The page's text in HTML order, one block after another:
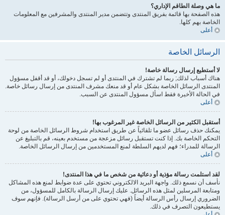
ما هي وصلة الطاقم الإداري؟
هذه الصفحة بها قائمة بفريق المنتدى وتتضمن مدير المنتدى والمشرفين مع المعلومات
الخاصة بهم كلها.
أعلى
الرسائل الخاصة
لا أستطيع إرسال رسالة خاصة!
هناك أسباب لذلك; ربما لم تشترك في المنتدى أو لم تسجل دخولك، أو قد أقفل مسؤول
المنتدى الرسائل الخاصة بشكل عام أو قد منعك مشرف المنتدى من إرسال رسائل خاصة.
في الحالة الأخيرة فقط اسأل مسؤول المنتدى عن السبب.
أعلى
أستقبل الكثير من الرسائل الخاصة غير المرغوب بها!
يمكنك حذف رسائل عضو ما تلقائياً عن طريق استخدام شروط الرسائل الخاصة من لوحة
التحكم الخاصة بك. إذا كنت تستقبل رسائل مزعجة من مستخدم بعينه، قم بالتبليغ عن
الرسالة للمدراء؛ فهم لديهم السلطة لمنع المستخدمين من إرسال الرسائل الخاصة.
أعلى
لقد استلمت رسالة مؤذية أو دعائية من شخص ما في هذا المنتدى!
نأسف أن نسمع ذلك. واجهة البريد الالكتروني تحتوي على عدة ضوابط لمنع هذه المشاكل
ومتابعة المرسلين لمثل هذه الرسائل. عليك إرسال الرسالة بالكامل للمسؤول، من
الضروري إرسال رأس الرسالة أيضاً (فهي تحتوي على من أرسل الرسالة). فإنهم سوف
يستطيعون التصرف في ذلك.